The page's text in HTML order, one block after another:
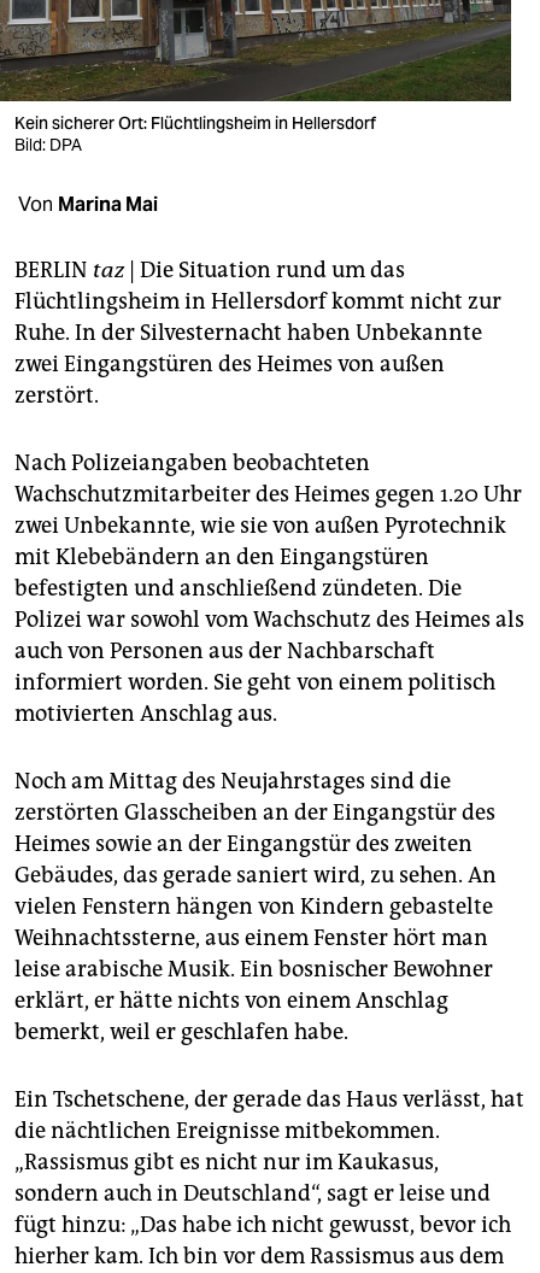
verlag
verlag
veranstaltungen
fragen & hilfe
unterstützen
abo
genossenschaft
epaper login
Kein sicherer Ort: Flüchtlingsheim in Hellersdorf
Bild: DPA
Von Marina Mai
BERLIN taz| Die Situation rund um das
Flüchtlingsheim in Hellersdorf kommt nicht zur
Ruhe. In der Silvesternacht haben Unbekannte
zwei Eingangstüren des Heimes von außen
zerstört.
Nach Polizeiangaben beobachteten
Wachschutzmitarbeiter des Heimes gegen 1.20 Uhr
zwei Unbekannte, wie sie von außen Pyrotechnik
mit Klebebändern an den Eingangstüren
befestigten und anschließend zündeten. Die
Polizei war sowohl vom Wachschutz des Heimes als
auch von Personen aus der Nachbarschaft
informiert worden. Sie geht von einem politisch
motivierten Anschlag aus.
Noch am Mittag des Neujahrstages sind die
zerstörten Glasscheiben an der Eingangstür des
Heimes sowie an der Eingangstür des zweiten
Gebäudes, das gerade saniert wird, zu sehen. An
vielen Fenstern hängen von Kindern gebastelte
Weihnachtssterne, aus einem Fenster hört man
leise arabische Musik. Ein bosnischer Bewohner
erklärt, er hätte nichts von einem Anschlag
bemerkt, weil er geschlafen habe.
Ein Tschetschene, der gerade das Haus verlässt, hat
die nächtlichen Ereignisse mitbekommen.
„Rassismus gibt es nicht nur im Kaukasus,
sondern auch in Deutschland“, sagt er leise und
fügt hinzu: „Das habe ich nicht gewusst, bevor ich
hierher kam. Ich bin vor dem Rassismus aus dem